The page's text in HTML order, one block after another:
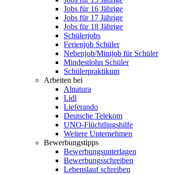
Jobs für 16 Jährige
Jobs für 17 Jährige
Jobs für 18 Jährige
Schülerjobs
Ferienjob Schüler
Nebenjob/Minijob für Schüler
Mindestlohn Schüler
Schülerpraktikum
Arbeiten bei
Alnatura
Lidl
Lieferando
Deutsche Telekom
UNO-Flüchtlingshilfe
Weitere Unternehmen
Bewerbungstipps
Bewerbungsunterlagen
Bewerbungsschreiben
Lebenslauf schreiben